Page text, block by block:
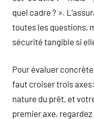
quel cadre ? ».
toutes les questions,
sécurité tangible si
Pour évaluer
faut croiser trois
nature du prêt, et
premier axe,